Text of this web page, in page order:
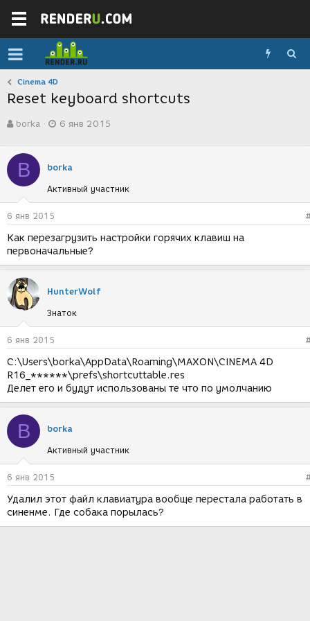
Cinema 4D
Reset keyboard shortcuts
в
о
р
т
е
м
ы
borka
а
с
з
д
и
я
6 янв 2015
B borka
Активный участник
6 янв 2015
Как перезагрузить настройки горячих клавиш на
первоначальные?
HunterWolf
Знаток
6 янв 2015
C:\Users\borka\AppData\Roaming\MAXON\CINEMA 4D
R16_******\prefs\shortcuttable.res
Делет его и будут использованы те что по умолчанию
B borka
Активный участник
6 янв 2015
Удалил этот файл клавиатура вообще перестала работать в
синенме. Где собака порылась?